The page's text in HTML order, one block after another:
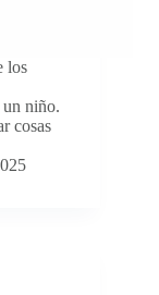
los
niño.
cosas